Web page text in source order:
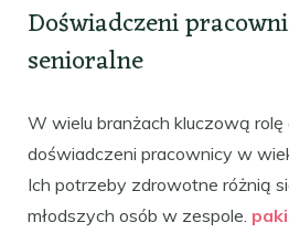
Doświadczeni
senioralne
W wielu branżach kluczową
doświadczeni pracownicy w
Ich potrzeby zdrowotne różnią
młodszych osób w zespole.